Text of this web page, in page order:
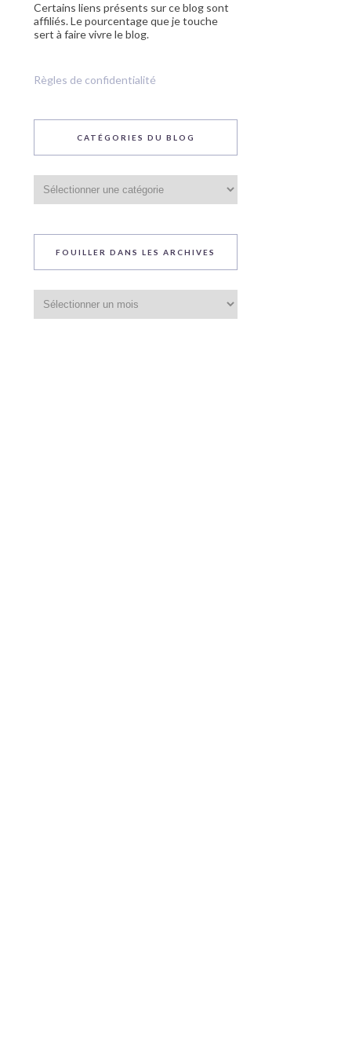
Certains liens présents sur ce blog sont
affiliés. Le pourcentage que je touche
sert à faire vivre le blog.
Règles de confidentialité
CATÉGORIES DU BLOG
du
blog
FOUILLER DANS LES ARCHIVES
dans
les